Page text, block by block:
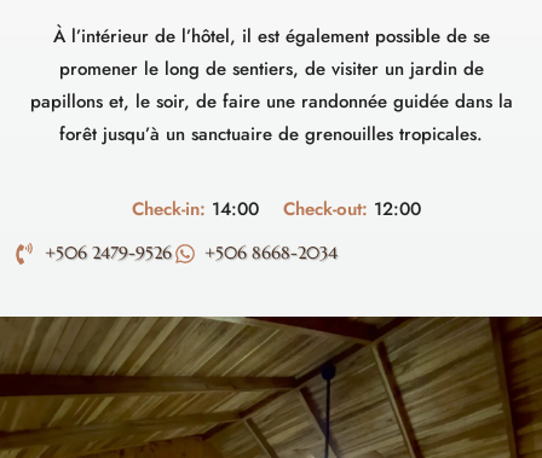
À l’intérieur de l’hôtel, il est également possible de se
promener le long de sentiers, de visiter un jardin de
papillons et, le soir, de faire une randonnée guidée dans la
forêt jusqu’à un sanctuaire de grenouilles tropicales.
Check-in: 14:00 Check-out: 12:00
+506 2479-9526 +506 8668-2034